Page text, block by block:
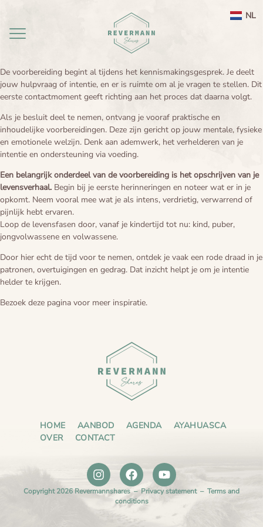
NL
Home
aanbod
Ayahuasca ceremonie weekend Nederland
Leela therapie
Ayahuasca integratie
agenda
Ayahuasca
Ayahuasca informatie
Ayahuasca ceremonie
Ayahuasca veiligheid
Voorbereiding
Over
Over mij
Reviews
Blogs
contact
De voorbereiding begint al tijdens het kennismakingsgesprek. Je deelt
jouw hulpvraag of intentie, en er is ruimte om al je vragen te stellen. Dit
eerste contactmoment geeft richting aan het proces dat daarna volgt.
Als je besluit deel te nemen, ontvang je vooraf praktische en
inhoudelijke voorbereidingen. Deze zijn gericht op jouw mentale, fysieke
en emotionele welzijn. Denk aan ademwerk, het verhelderen van je
intentie en ondersteuning via voeding.
Een belangrijk onderdeel van de voorbereiding is het opschrijven van je
levensverhaal. Begin bij je eerste herinneringen en noteer wat er in je
opkomt. Neem vooral mee wat je als intens, verdrietig, verwarrend of
pijnlijk hebt ervaren.
Loop de levensfasen door, vanaf je kindertijd tot nu: kind, puber,
jongvolwassene en volwassene.
Door hier echt de tijd voor te nemen, ontdek je vaak een rode draad in je
patronen, overtuigingen en gedrag. Dat inzicht helpt je om je intentie
helder te krijgen.
Bezoek deze pagina voor meer inspiratie.
HOME AANBOD AGENDA
AYAHUASCA
OVER
CONTACT
Copyright 2026 Revermannshares –Privacy statement– Terms and
conditions